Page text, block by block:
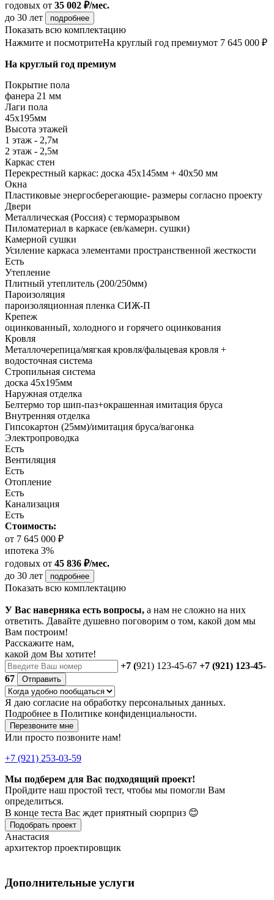
годовых от 35 002 ₽/мес.
до 30 лет
подробнее
Показать всю комплектацию
Нажмите и посмотритеНа круглый год премиумот 7 645 000 ₽
На круглый год премиум
Покрытие пола
фанера 21 мм
Лаги пола
45х195мм
Высота этажей
1 этаж - 2,7м
2 этаж - 2,5м
Каркас стен
Перекрестный каркас: доска 45х145мм + 40х50 мм
Окна
Пластиковые энергосберегающие- размеры согласно проекту
Двери
Металлическая (Россия) с терморазрывом
Пиломатериал в каркасе (ев/камерн. сушки)
Камерной сушки
Усиление каркаса элементами пространственной жесткости
Есть
Утепление
Плитный утеплитель (200/250мм)
Пароизоляция
пароизоляционная пленка СИЖ-П
Крепеж
оцинкованный, холодного и горячего оцинкования
Кровля
Металлочерепица/мягкая кровля/фальцевая кровля +
водосточная система
Стропильная система
доска 45х195мм
Наружная отделка
Белтермо тор шип-паз+окрашенная имитация бруса
Внутренняя отделка
Гипсокартон (25мм)/имитация бруса/вагонка
Электропроводка
Есть
Вентиляция
Есть
Отопление
Есть
Канализация
Есть
Стоимость:
от 7 645 000 ₽
ипотека 3%
годовых от 45 836 ₽/мес.
до 30 лет
подробнее
Показать всю комплектацию
У Вас наверняка есть вопросы, а нам не сложно на них
ответить. Давайте душевно поговорим о том, какой дом мы
Вам построим!
Расскажите нам,
какой дом Вы хотите!
+7 (921) 123-45-67 +7 (921) 123-45-
67
Отправить
Я даю согласие на обработку персональных данных.
Подробнее в Политике конфиденциальности.
Перезвоните мне
Или просто позвоните нам!
+7 (921) 253-03-59
Мы подберем для Вас подходящий проект!
Пройдите наш простой тест, чтобы мы помогли Вам
определиться.
В конце теста Вас ждет приятный сюрприз 😊
Подобрать проект
Анастасия
архитектор проектировщик
Дополнительные услуги